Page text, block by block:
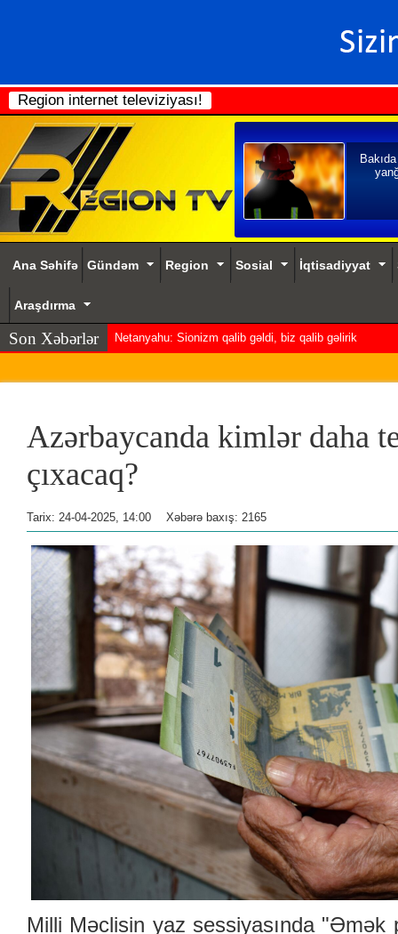
Region internet televiziyası!
Ana Səhifə Gündəm Region Sosial İqtisadiyyat
Araşdırma
Son Xəbərlər Netanyahu: Sionizm qalib gəldi, biz qalib gəlirik
Azərbaycanda kimlər daha
çıxacaq?
Tarix: 24-04-2025, 14:00 Xəbərə baxış: 2165
Milli Məclisin yaz sessiyasında "Əmək